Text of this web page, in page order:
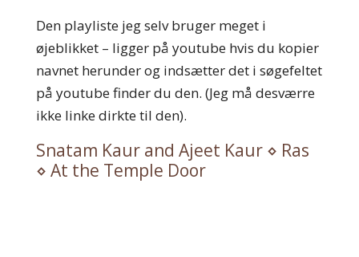
Den playliste jeg selv bruger meget i
øjeblikket – ligger på youtube hvis du kopier
navnet herunder og indsætter det i søgefeltet
på youtube finder du den. (Jeg må desværre
ikke linke dirkte til den).
Snatam Kaur and Ajeet Kaur ⋄ Ras
⋄ At the Temple Door